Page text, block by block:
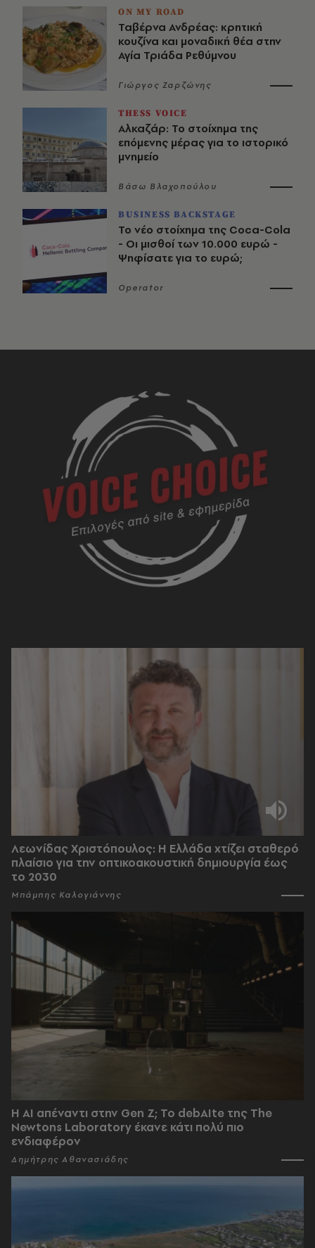
ON MY ROAD
Ταβέρνα Ανδρέας: κρητική
κουζίνα και μοναδική θέα στην
Αγία Τριάδα Ρεθύμνου
Γιώργος Ζαρζώνης
THESS VOICE
Αλκαζάρ: Το στοίχημα της
επόμενης μέρας για το ιστορικό
μνημείο
Βάσω Βλαχοπούλου
BUSINESS BACKSTAGE
Το νέο στοίχημα της Coca-Cola
- Οι μισθοί των 10.000 ευρώ -
Ψηφίσατε για το ευρώ;
Operator
Λεωνίδας Χριστόπουλος: Η Ελλάδα χτίζει σταθερό
πλαίσιο για την οπτικοακουστική δημιουργία έως
το 2030
Μπάμπης Καλογιάννης
Η AI απέναντι στην Gen Z; Το debAIte της The
Newtons Laboratory έκανε κάτι πολύ πιο
ενδιαφέρον
Δημήτρης Αθανασιάδης